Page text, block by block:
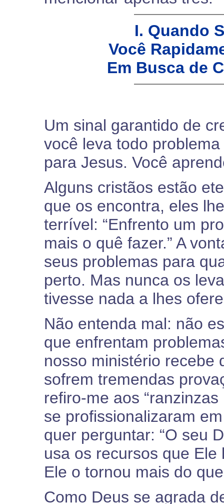
I. Quando
Você
Em Busca de
Um sinal garantido de
você leva todo
para Jesus. Você
Alguns cristãos estão
que os encontra, eles
terrível: “Enfrento um
mais o quê fazer.” A
seus problemas para
perto. Mas nunca os
tivesse nada a lhes
Não entenda mal: não
que enfrentam
nosso ministério recebe
sofrem tremendas
refiro-me aos
se profissionalizaram
quer perguntar: “O seu
usa os recursos que
Ele o tornou mais do
Como Deus se agrada